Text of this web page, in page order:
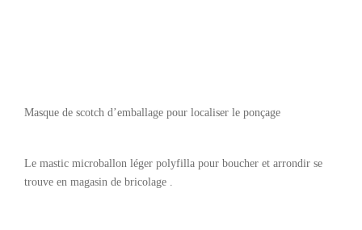
Masque de scotch d’emballage pour localiser le ponçage
Le mastic microballon léger polyfilla pour boucher et arrondir se
trouve en magasin de bricolage .